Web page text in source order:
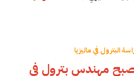
البترول في ماليزيا
مهندس بترول في